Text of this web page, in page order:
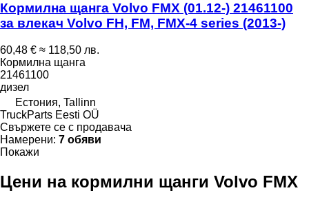
Кормилна щанга Volvo FMX (01.12-) 21461100
за влекач Volvo FH, FM, FMX-4 series (2013-)
60,48 € ≈ 118,50 лв.
Кормилна щанга
21461100
дизел
Естония, Tallinn
TruckParts Eesti OÜ
Свържете се с продавача
Намерени: 7 обяви
Покажи
Цени на кормилни щанги Volvo FMX